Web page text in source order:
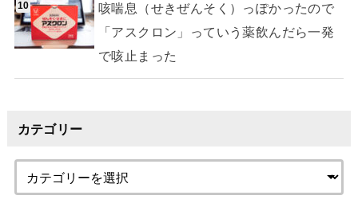
咳喘息（せきぜんそく）っぽかったので
「アスクロン」っていう薬飲んだら一発
で咳止まった
カテゴリー